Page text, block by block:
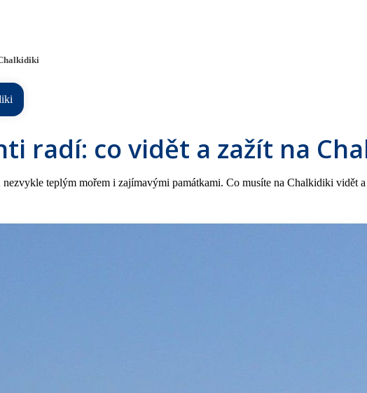
radí: co vidět a zažít na
teplým mořem i zajímavými památkami. Co musíte na Chalkidiki vidět